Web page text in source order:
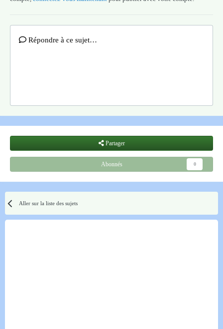
Répondre à ce sujet…
Partager
Abonnés 0
Aller sur la liste des sujets